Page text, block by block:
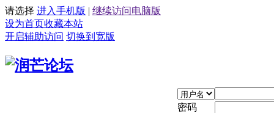
请选择 进入手机版 | 继续访问电脑版
设为首页收藏本站
开启辅助访问 切换到宽版
密码